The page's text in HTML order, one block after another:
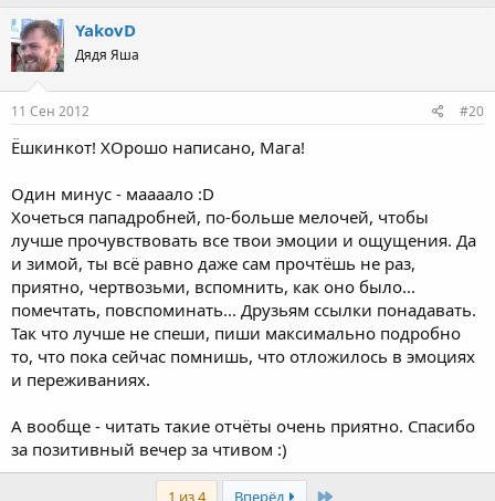
YakovD
Дядя Яша
11 Сен 2012 #20
Ёшкинкот! ХОрошо написано, Мага!
Один минус - маааало :D
Хочеться пападробней, по-больше мелочей, чтобы
лучше прочувствовать все твои эмоции и ощущения. Да
и зимой, ты всё равно даже сам прочтёшь не раз,
приятно, чертвозьми, вспомнить, как оно было...
помечтать, повспоминать... Друзьям ссылки понадавать.
Так что лучше не спеши, пиши максимально подробно
то, что пока сейчас помнишь, что отложилось в эмоциях
и переживаниях.
А вообще - читать такие отчёты очень приятно. Спасибо
за позитивный вечер за чтивом :)
1 из 4 Вперёд Last